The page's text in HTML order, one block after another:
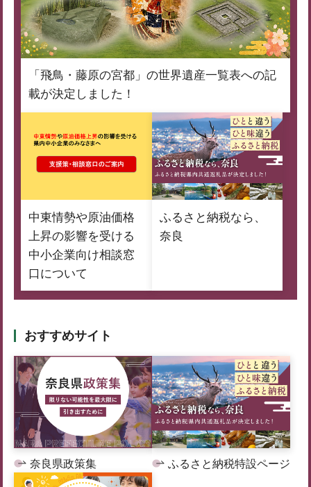
「飛鳥・藤原の宮都」の世界遺産一覧表への記
載が決定しました！
中東情勢や原油価格
上昇の影響を受ける
中小企業向け相談窓
口について
ふるさと納税なら、
奈良
おすすめサイト
奈良県政策集 ふるさと納税特設ページ